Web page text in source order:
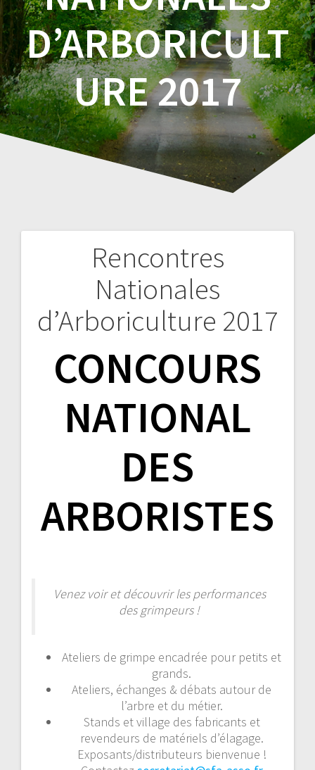
D’ARBORICULT
URE 2017
Rencontres
Nationales
d’Arboriculture 2017
CONCOURS
NATIONAL
DES
ARBORISTES
Venez voir et découvrir les performances
des grimpeurs !
Ateliers de grimpe encadrée pour petits et
grands.
Ateliers, échanges & débats autour de
l’arbre et du métier.
Stands et village des fabricants et
revendeurs de matériels d’élagage.
Exposants/distributeurs bienvenue !
Navigation
l’article